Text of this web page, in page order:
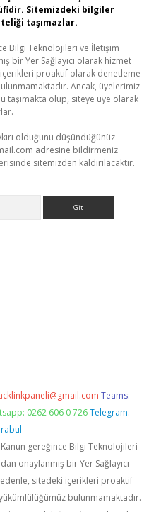
Sitemizdeki bilgiler
taşımazlar.
Bilgi Teknolojileri ve İletişim
bir Yer Sağlayıcı olarak hizmet
proaktif olarak denetleme
Ancak, üyelerimiz
taşımakta olup, siteye üye olarak
olduğunu düşündüğünüz
adresine bildirmeniz
sitemizden kaldırılacaktır.
Teams:
0262 606 0 726 Telegram:
Kanun gereğince Bilgi Teknolojileri
onaylanmış bir Yer Sağlayıcı
sitedeki içerikleri proaktif
bulunmamaktadır.